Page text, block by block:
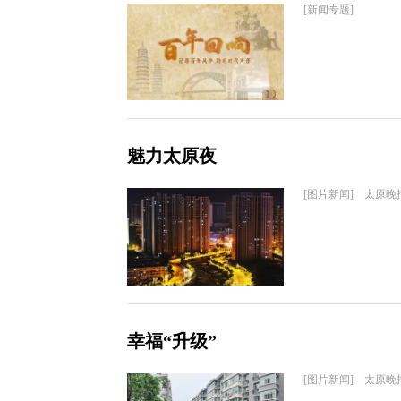
[新闻专题]
魅力太原夜
[图片新闻] 太原晚
幸福“升级”
[图片新闻] 太原晚